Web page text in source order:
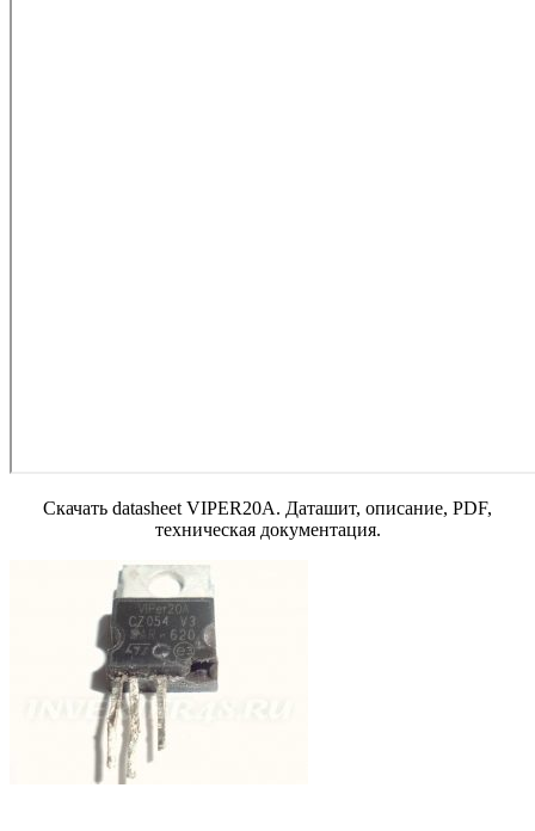
Скачать datasheet VIPER20A. Даташит, описание, PDF,
техническая документация.